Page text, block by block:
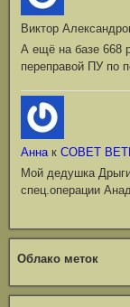
Виктор
А ещё на базе 668
переправой ПУ по
Аннак СОВЕТ
Мой дедушка
спец.операции
Облако меток